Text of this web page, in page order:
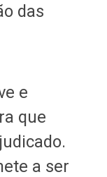
das
e
que
a ser